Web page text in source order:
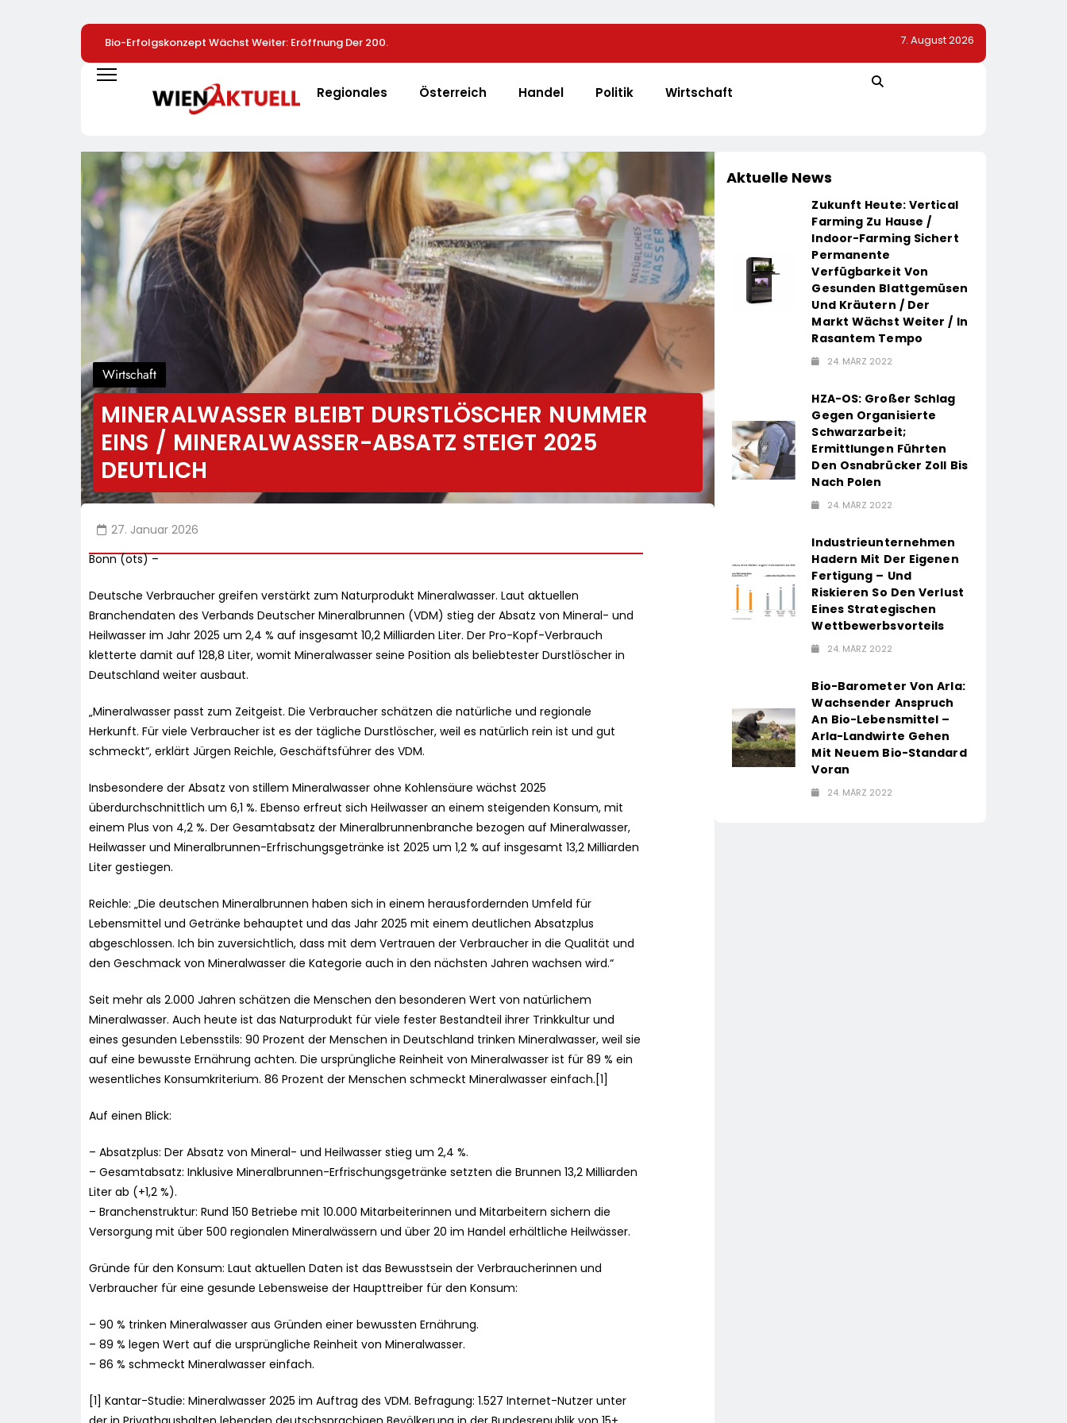
Bio-Erfolgskonzept Wächst Weiter: Eröffnung Der 200.
NATURKIND-Welt Bei EDEKA
Überwachen
40 Jahre Nach Chornobyl: Greenpeace-Aktive
Unterstützung Bei Wiederaufbau Der Zerstörten
Greenpeace-Report Dokumentiert Folgen Des
7. August 2026
Regionales Österreich Handel Politik Wirtschaft
Wirtschaft
MINERALWASSER BLEIBT DURSTLÖSCHER NUMMER
EINS / MINERALWASSER-ABSATZ STEIGT 2025
DEUTLICH
27. Januar 2026
Bonn (ots) –
Deutsche Verbraucher greifen verstärkt zum Naturprodukt Mineralwasser. Laut aktuellen
Branchendaten des Verbands Deutscher Mineralbrunnen (VDM) stieg der Absatz von Mineral- und
Heilwasser im Jahr 2025 um 2,4 % auf insgesamt 10,2 Milliarden Liter. Der Pro-Kopf-Verbrauch
kletterte damit auf 128,8 Liter, womit Mineralwasser seine Position als beliebtester Durstlöscher in
Deutschland weiter ausbaut.
„Mineralwasser passt zum Zeitgeist. Die Verbraucher schätzen die natürliche und regionale
Herkunft. Für viele Verbraucher ist es der tägliche Durstlöscher, weil es natürlich rein ist und gut
schmeckt“, erklärt Jürgen Reichle, Geschäftsführer des VDM.
Insbesondere der Absatz von stillem Mineralwasser ohne Kohlensäure wächst 2025
überdurchschnittlich um 6,1 %. Ebenso erfreut sich Heilwasser an einem steigenden Konsum, mit
einem Plus von 4,2 %. Der Gesamtabsatz der Mineralbrunnenbranche bezogen auf Mineralwasser,
Heilwasser und Mineralbrunnen-Erfrischungsgetränke ist 2025 um 1,2 % auf insgesamt 13,2 Milliarden
Liter gestiegen.
Reichle: „Die deutschen Mineralbrunnen haben sich in einem herausfordernden Umfeld für
Lebensmittel und Getränke behauptet und das Jahr 2025 mit einem deutlichen Absatzplus
abgeschlossen. Ich bin zuversichtlich, dass mit dem Vertrauen der Verbraucher in die Qualität und
den Geschmack von Mineralwasser die Kategorie auch in den nächsten Jahren wachsen wird.“
Seit mehr als 2.000 Jahren schätzen die Menschen den besonderen Wert von natürlichem
Mineralwasser. Auch heute ist das Naturprodukt für viele fester Bestandteil ihrer Trinkkultur und
eines gesunden Lebensstils: 90 Prozent der Menschen in Deutschland trinken Mineralwasser, weil sie
auf eine bewusste Ernährung achten. Die ursprüngliche Reinheit von Mineralwasser ist für 89 % ein
wesentliches Konsumkriterium. 86 Prozent der Menschen schmeckt Mineralwasser einfach.[1]
Auf einen Blick:
– Absatzplus: Der Absatz von Mineral- und Heilwasser stieg um 2,4 %.
– Gesamtabsatz: Inklusive Mineralbrunnen-Erfrischungsgetränke setzten die Brunnen 13,2 Milliarden
Liter ab (+1,2 %).
– Branchenstruktur: Rund 150 Betriebe mit 10.000 Mitarbeiterinnen und Mitarbeitern sichern die
Versorgung mit über 500 regionalen Mineralwässern und über 20 im Handel erhältliche Heilwässer.
Gründe für den Konsum: Laut aktuellen Daten ist das Bewusstsein der Verbraucherinnen und
Verbraucher für eine gesunde Lebensweise der Haupttreiber für den Konsum:
– 90 % trinken Mineralwasser aus Gründen einer bewussten Ernährung.
– 89 % legen Wert auf die ursprüngliche Reinheit von Mineralwasser.
– 86 % schmeckt Mineralwasser einfach.
[1] Kantar-Studie: Mineralwasser 2025 im Auftrag des VDM. Befragung: 1.527 Internet-Nutzer unter
Aktuelle News
Zukunft Heute: Vertical
Farming Zu Hause /
Indoor-Farming Sichert
Permanente
Verfügbarkeit Von
Gesunden Blattgemüsen
Und Kräutern / Der
Markt Wächst Weiter / In
Rasantem Tempo
24. MÄRZ 2022
HZA-OS: Großer Schlag
Gegen Organisierte
Schwarzarbeit;
Ermittlungen Führten
Den Osnabrücker Zoll Bis
Nach Polen
24. MÄRZ 2022
Industrieunternehmen
Hadern Mit Der Eigenen
Fertigung – Und
Riskieren So Den Verlust
Eines Strategischen
Wettbewerbsvorteils
24. MÄRZ 2022
Bio-Barometer Von Arla:
Wachsender Anspruch
An Bio-Lebensmittel –
Arla-Landwirte Gehen
Mit Neuem Bio-Standard
Voran
24. MÄRZ 2022